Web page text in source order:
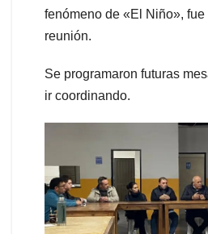
fenómeno de «El Niño», fue
reunión.
Se programaron futuras
ir coordinando.